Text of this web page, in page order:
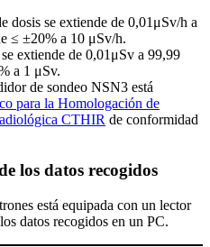
dosis se extiende de 0,01μSv/h a
≤ ±20% a 10 μSv/h.
extiende de 0,01μSv a 99,99
a 1 μSv.
de sondeo NSN3 está
para la Homologación de
CTHIR de conformidad
los datos recogidos
está equipada con un lector
datos recogidos en un PC.